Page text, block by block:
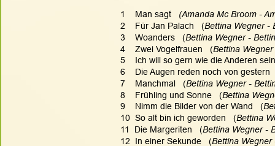
1    Man sagt
(Amanda Mc Broom -
2    Für Jan Palach   (Bettina Wegner -
3    Woanders   (Bettina Wegner -
4    Zwei Vogelfrauen   (Bettina
5    Ich will so gern wie die Anderen
6    Die Augen reden noch von gestern
7    Manchmal   (Bettina Wegner -
8    Frühling und Sonne   (Bettina
9    Nimm die Bilder von der Wand   (
10  So alt bin ich geworden   (Bettina
11  Die Margeriten   (Bettina Wegner -
12  In einer Sekunde   (Bettina